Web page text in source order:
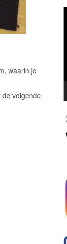
waarin je
de volgende